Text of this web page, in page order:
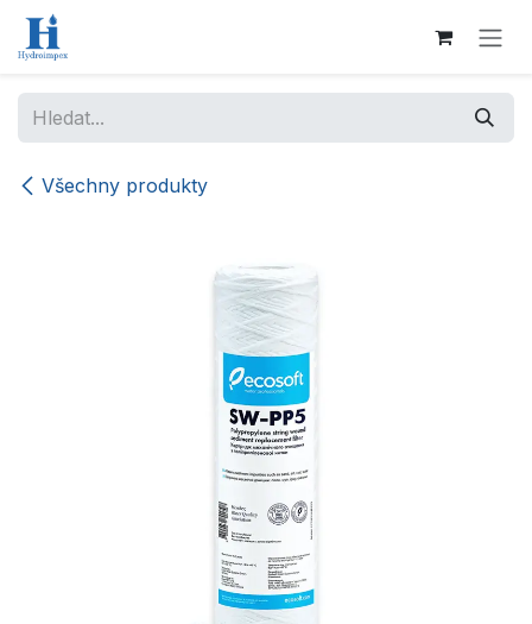
Přejít na obsah
Všechny produkty